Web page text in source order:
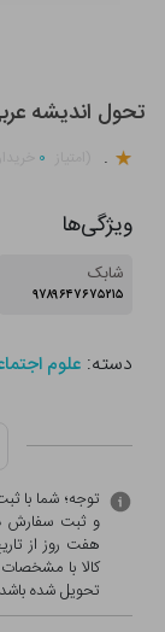
تحول اندیشه
. ۰
ویژگی‌ها
شابک
۹۷۸۹۶۴۷۶۷۵۲۱۵
دسته:علوم
توجه؛ شما با
و ثبت سفارش
هفت روز از
کالا با
تحویل شده